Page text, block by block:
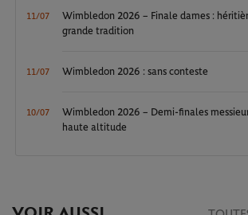
11/07
Wimbledon 2026 – Finale dames :
grande tradition
11/07 Wimbledon 2026 : sans conteste
10/07
Wimbledon 2026 – Demi-finales
haute altitude